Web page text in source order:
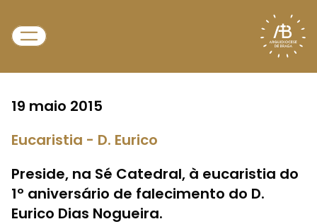
19 maio 2015
Eucaristia - D. Eurico
Preside, na Sé Catedral, à eucaristia do
1º aniversário de falecimento do D.
Eurico Dias Nogueira.